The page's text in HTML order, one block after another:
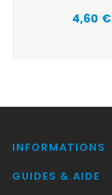
Prix
4,60 €
INFORMATIONS
GUIDES & AIDE